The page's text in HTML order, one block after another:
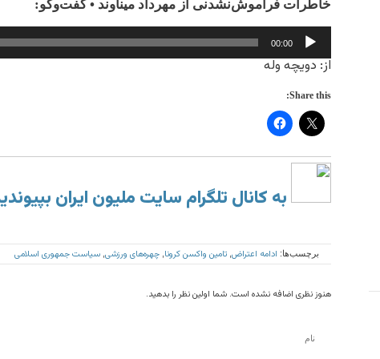
خاطرات فراموش‌نشدنی از مهرداد میناوند • گفت‌و‌گو:
Player
00:00
از: دویچه وله
Share this:
به کانال تلگرام سایت ملیون ایران
برچسب‌ها: ادامه اعتراض تامین واکسن کرونا چهره‌های ورزشی سیاست جمهوری اسلامی
هنوز نظری اضافه نشده است. شما اولین نظر را بدهید.